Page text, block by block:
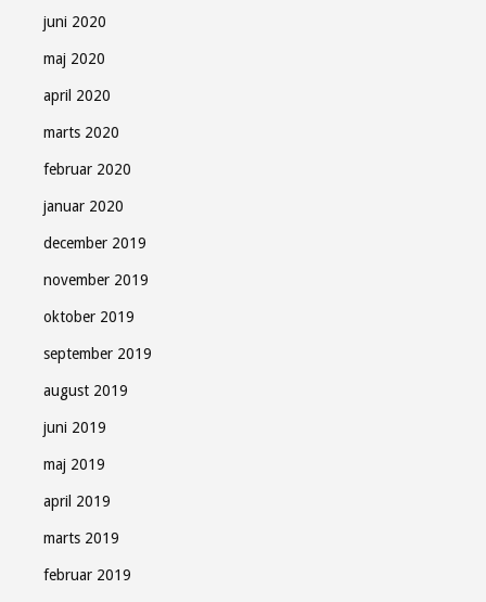
juni 2020
maj 2020
april 2020
marts 2020
februar 2020
januar 2020
december 2019
november 2019
oktober 2019
september 2019
august 2019
juni 2019
maj 2019
april 2019
marts 2019
februar 2019